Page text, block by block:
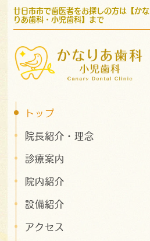
廿日市市で歯医者をお探しの方は【かな
りあ歯科・小児歯科】まで
トップ
院長紹介・理念
診療案内
院内紹介
設備紹介
アクセス